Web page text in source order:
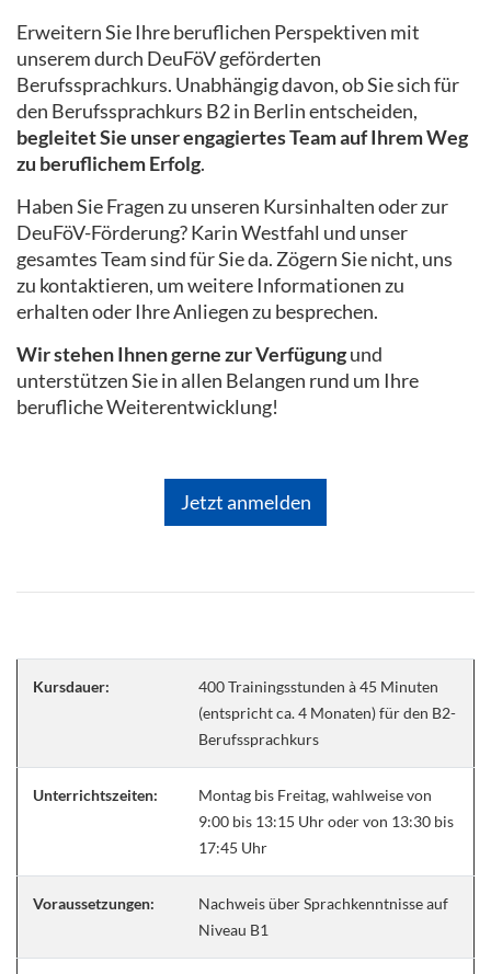
Erweitern Sie Ihre beruflichen Perspektiven mit
unserem durch DeuFöV geförderten
Berufssprachkurs. Unabhängig davon, ob Sie sich für
den Berufssprachkurs B2 in Berlin entscheiden,
begleitet Sie unser engagiertes Team auf Ihrem Weg
zu beruflichem Erfolg.
Haben Sie Fragen zu unseren Kursinhalten oder zur
DeuFöV-Förderung? Karin Westfahl und unser
gesamtes Team sind für Sie da. Zögern Sie nicht, uns
zu kontaktieren, um weitere Informationen zu
erhalten oder Ihre Anliegen zu besprechen.
Wir stehen Ihnen gerne zur Verfügungund
unterstützen Sie in allen Belangen rund um Ihre
berufliche Weiterentwicklung!
Jetzt anmelden
Kursdauer:
400 Trainingsstunden à 45 Minuten
(entspricht ca. 4 Monaten) für den B2-
Berufssprachkurs
Unterrichtszeiten:
Montag bis Freitag, wahlweise von
9:00 bis 13:15 Uhr oder von 13:30 bis
17:45 Uhr
Voraussetzungen:
Nachweis über Sprachkenntnisse auf
Niveau B1